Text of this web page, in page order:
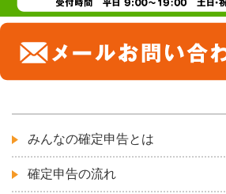
みんなの確定申告とは
確定申告の流れ